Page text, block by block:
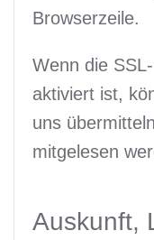
Browserzeile.
Wenn die
aktiviert ist,
uns
mitgelesen
Auskunft,